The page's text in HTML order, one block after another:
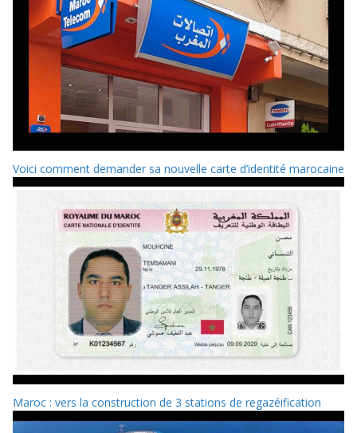
Voici comment demander sa nouvelle carte d’identité marocaine
Maroc : vers la construction de 3 stations de regazéification